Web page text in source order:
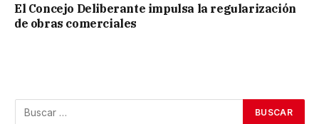
El Concejo Deliberante impulsa la regularización
de obras comerciales